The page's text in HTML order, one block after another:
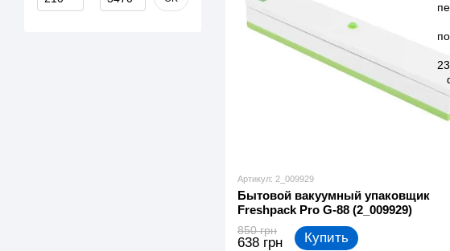
Артикул: 2_009929
Бытовой вакуумный упаковщик
Freshpack Pro G-88 (2_009929)
850 грн
638 грн Купить